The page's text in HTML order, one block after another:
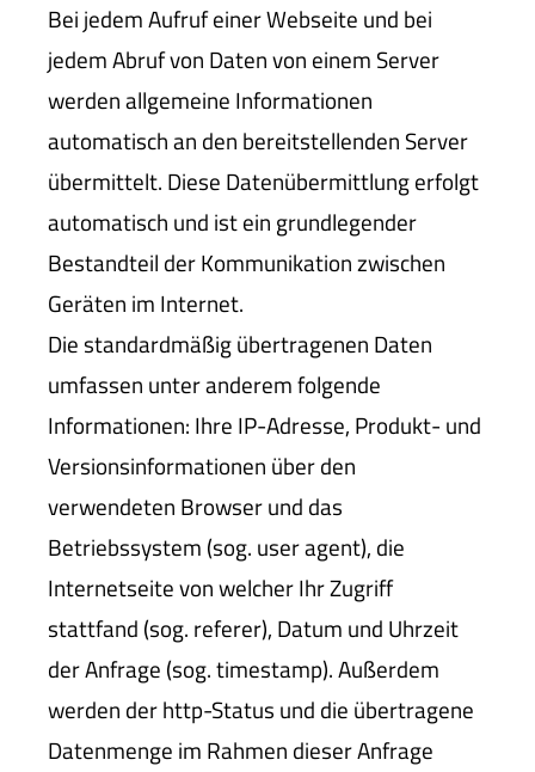
Bei jedem Aufruf einer Webseite und bei
jedem Abruf von Daten von einem Server
werden allgemeine Informationen
automatisch an den bereitstellenden Server
übermittelt. Diese Datenübermittlung erfolgt
automatisch und ist ein grundlegender
Bestandteil der Kommunikation zwischen
Geräten im Internet.
Die standardmäßig übertragenen Daten
umfassen unter anderem folgende
Informationen: Ihre IP-Adresse, Produkt- und
Versionsinformationen über den
verwendeten Browser und das
Betriebssystem (sog. user agent), die
Internetseite von welcher Ihr Zugriff
stattfand (sog. referer), Datum und Uhrzeit
der Anfrage (sog. timestamp). Außerdem
werden der http-Status und die übertragene
Datenmenge im Rahmen dieser Anfrage